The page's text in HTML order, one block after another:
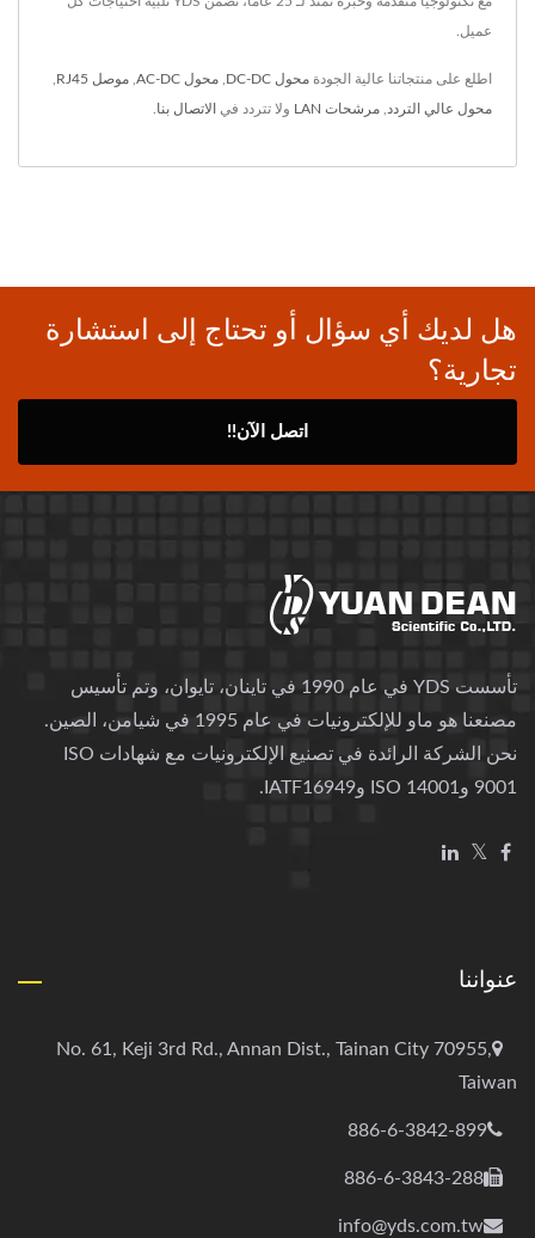
عميل.
اطلع على منتجاتنا عالية الجودة محول DC-DC محول AC-DC موصل RJ45
محول عالي التردد مرشحات LAN ولا تتردد في الاتصال بنا
هل لديك أي سؤال أو تحتاج إلى استشارة
تجارية؟
اتصل الآن!!
تأسست YDS في عام 1990 في تاينان، تايوان، وتم تأسيس
مصنعنا هو ماو للإلكترونيات في عام 1995 في شيامن، الصين.
نحن الشركة الرائدة في تصنيع الإلكترونيات مع شهادات ISO
9001 وISO 14001 وIATF16949.
عنواننا
No. 61, Keji 3rd Rd., Annan Dist., Tainan City 70955,
Taiwan
886-6-3842-899
886-6-3843-288
info@yds.com.tw